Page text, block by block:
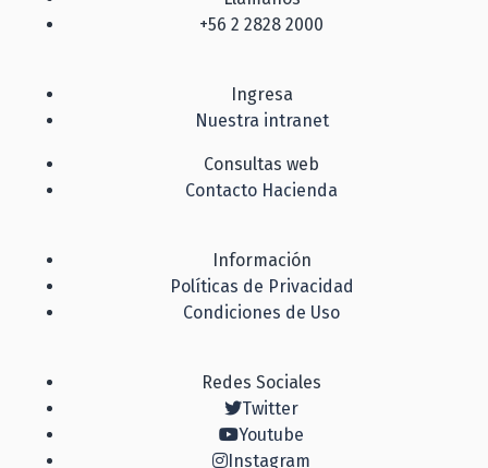
+56 2 2828 2000
Ingresa
Nuestra intranet
Consultas web
Contacto Hacienda
Información
Políticas de Privacidad
Condiciones de Uso
Redes Sociales
Twitter
Youtube
Instagram